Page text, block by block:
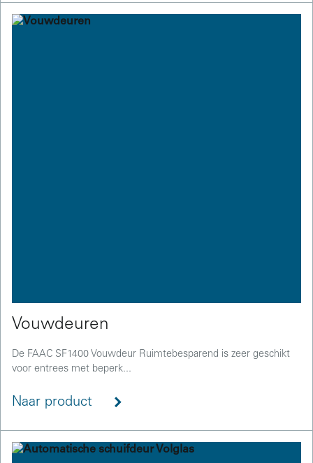
Vouwdeuren
De FAAC SF1400 Vouwdeur Ruimtebesparend is zeer geschikt
voor entrees met beperk...
Naar product